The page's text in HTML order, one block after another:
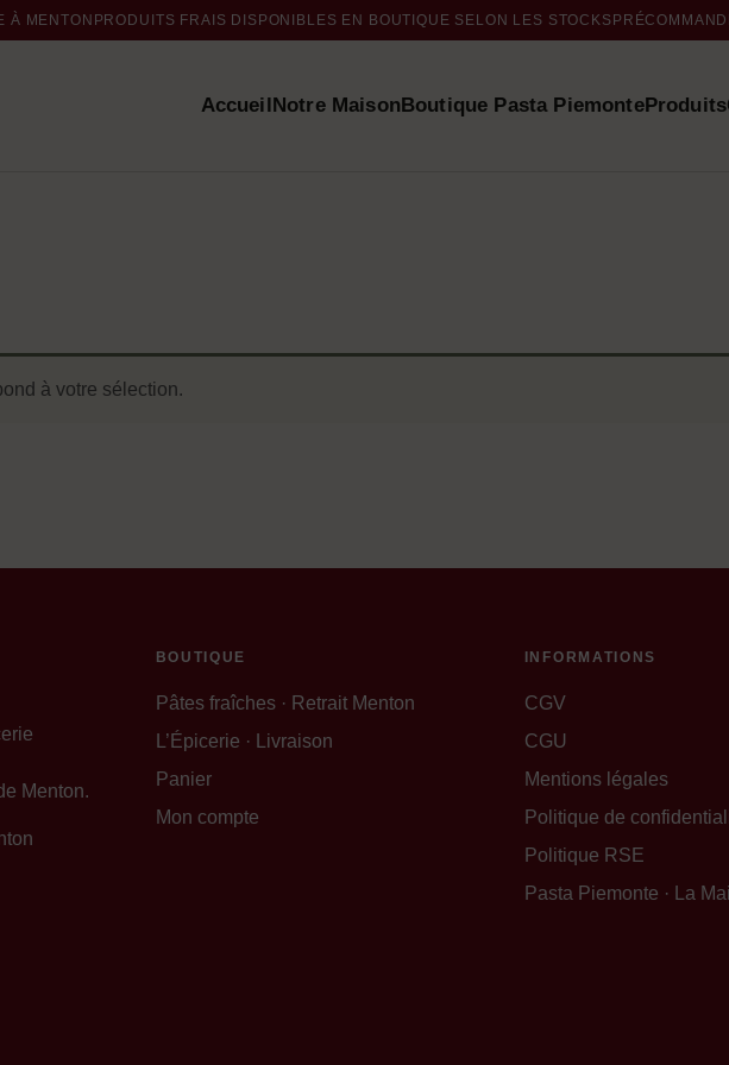
À MENTON PRODUITS FRAIS DISPONIBLES EN BOUTIQUE SELON LES STOCKS
AccueilNotre MaisonBoutique Pasta PiemonteProduits
à votre sélection.
Menton.
BOUTIQUE
Pâtes fraîches · Retrait Menton
L’Épicerie · Livraison
Panier
Mon compte
INFORMATIONS
CGV
CGU
Mentions légales
Politique de
Politique RSE
Pasta Piemonte · La